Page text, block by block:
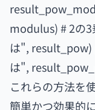
modulus) # 2の
は", result_pow)
は",
これらの方法を
簡単かつ効果的